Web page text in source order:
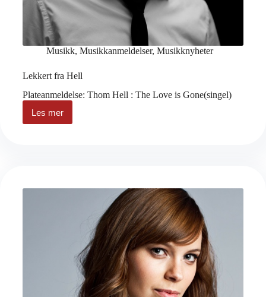
Musikk, Musikkanmeldelser, Musikknyheter
Lekkert fra Hell
Plateanmeldelse: Thom Hell : The Love is Gone(singel)
Les mer
Lekkert
fra